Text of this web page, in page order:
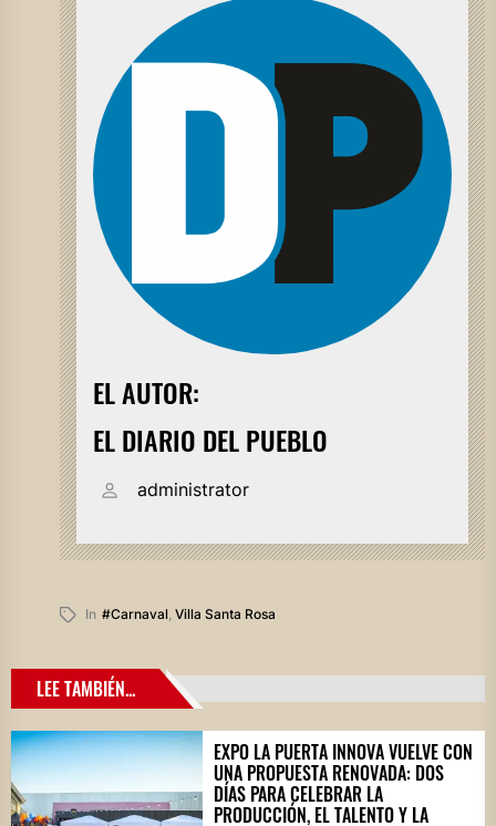
EL AUTOR:
EL DIARIO DEL PUEBLO
administrator
In #carnaval, Villa Santa Rosa
LEE TAMBIÉN...
EXPO LA PUERTA INNOVA VUELVE CON
UNA PROPUESTA RENOVADA: DOS
DÍAS PARA CELEBRAR LA
PRODUCCIÓN, EL TALENTO Y LA